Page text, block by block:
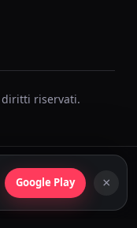
diritti riservati.
Google Play ×